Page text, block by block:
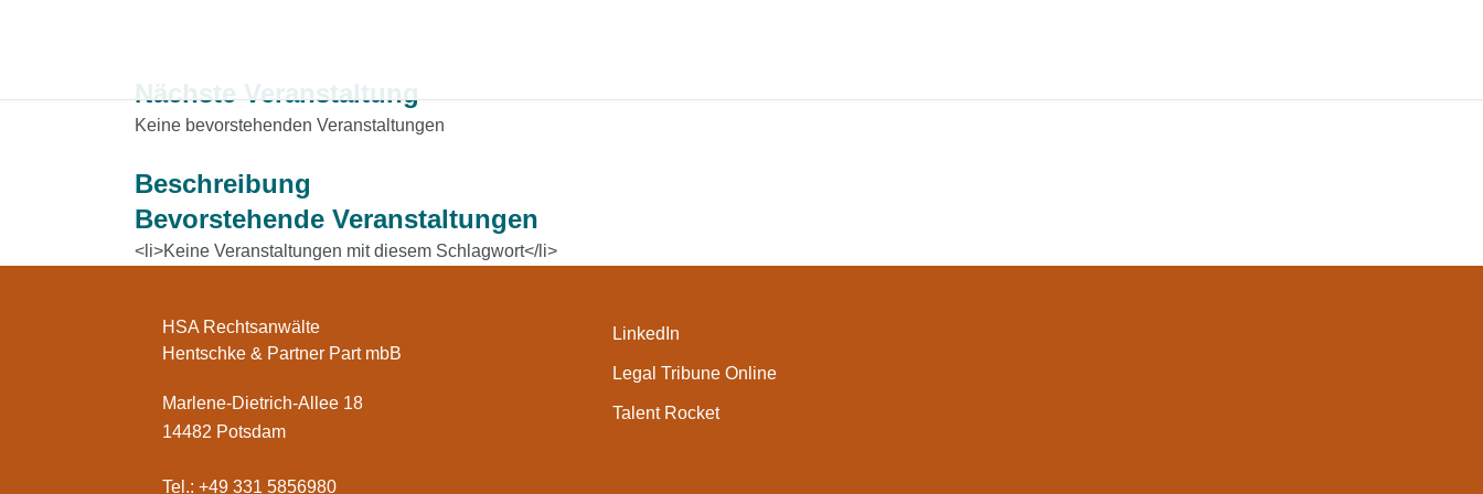
Nächste Veranstaltung
Keine bevorstehenden Veranstaltungen
Beschreibung
Bevorstehende Veranstaltungen
<li>Keine Veranstaltungen mit diesem Schlagwort</li>
HSA Rechtsanwälte
Hentschke & Partner Part mbB
Marlene-Dietrich-Allee 18
14482 Potsdam
Tel.: +49 331 5856980
LinkedIn
Legal Tribune Online
Talent Rocket